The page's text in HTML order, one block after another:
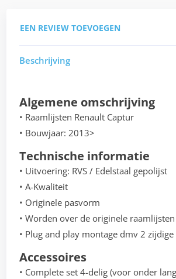
EEN REVIEW TOEVOEGEN
Beschrijving
Algemene omschrijving
• Raamlijsten Renault Captur
• Bouwjaar: 2013>
Technische informatie
• Uitvoering: RVS / Edelstaal gepolijst
• A-Kwaliteit
• Originele pasvorm
• Worden over de originele
• Plug and play montage dmv 2 zijdige
Accessoires
• Complete set 4-delig (voor onder